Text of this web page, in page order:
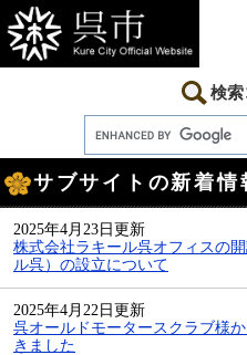
ー
ジ
の
ニ
ュ
ー
て
本
文
へ
検索
文
サブサイトの新着情
2025年4月23日更新
株式会社ラキール呉オフィスの
ル呉）の設立について
2025年4月22日更新
呉オールドモータースクラブ様
きました